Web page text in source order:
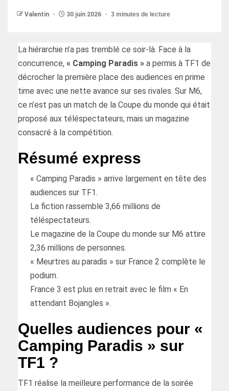
Valentin 30 juin 2026 3 minutes de lecture
La hiérarchie n’a pas tremblé ce soir-là. Face à la
concurrence, « Camping Paradis » a permis à TF1 de
décrocher la première place des audiences en prime
time avec une nette avance sur ses rivales. Sur M6,
ce n’est pas un match de la Coupe du monde qui était
proposé aux téléspectateurs, mais un magazine
consacré à la compétition.
Résumé express
« Camping Paradis » arrive largement en tête des
audiences sur TF1.
La fiction rassemble 3,66 millions de
téléspectateurs.
Le magazine de la Coupe du monde sur M6 attire
2,36 millions de personnes.
« Meurtres au paradis » sur France 2 complète le
podium.
France 3 est plus en retrait avec le film « En
attendant Bojangles ».
Quelles audiences pour «
Camping Paradis » sur
TF1 ?
TF1 réalise la meilleure performance de la soirée